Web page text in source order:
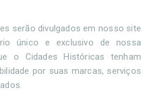
serão divulgados em nosso site
único e exclusivo de nossa
o Cidades Históricas tenham
por suas marcas, serviços